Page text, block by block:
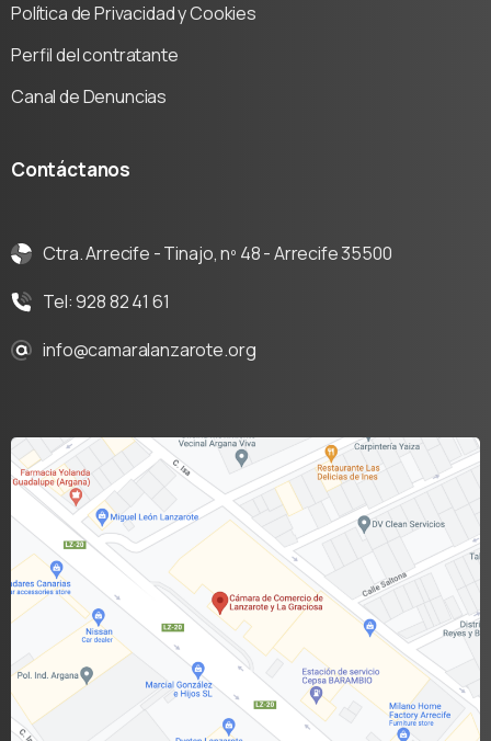
Política de Privacidad y Cookies
Perfil del contratante
Canal de Denuncias
Contáctanos
Ctra. Arrecife - Tinajo, nº 48 - Arrecife 35500
Tel: 928 82 41 61
info@camaralanzarote.org